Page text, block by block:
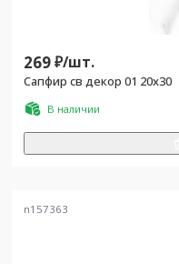
269₽/шт.
Сапфир св декор 01 20x30
В наличии
n157363